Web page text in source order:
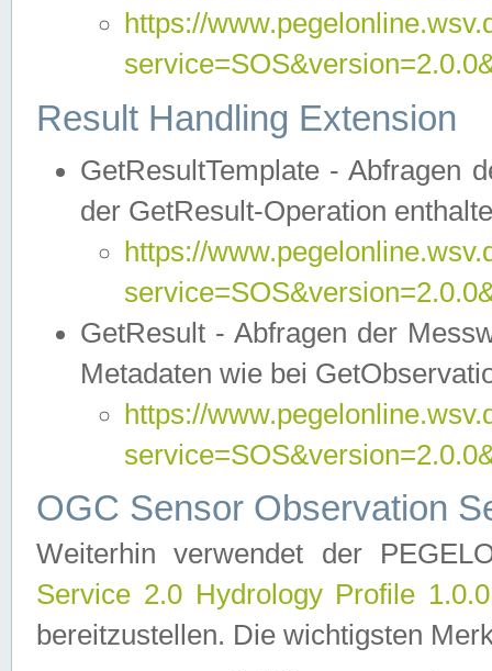
https://
Result Handling Extension
GetResultTemplate - Abfragen
der GetResult-Operation
https://
GetResult - Abfragen der
Metadaten wie bei
https://
OGC Sensor Observation
Weiterhin verwendet der
Service 2.0 Hydrology Profile
bereitzustellen. Die wichtigsten